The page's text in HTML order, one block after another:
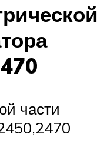
части